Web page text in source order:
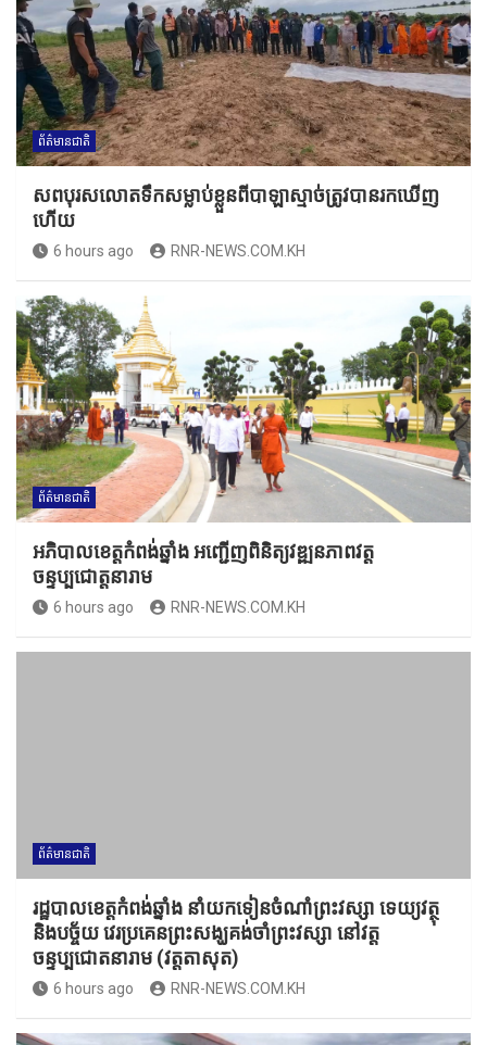
ព័ត៌មានជាតិ
សពបុរសលោតទឹកសម្លាប់ខ្លួនពីបាឡាស្មាច់ត្រូវបានរកឃើញ
ហើយ
6 hours ago RNR-NEWS.COM.KH
ព័ត៌មានជាតិ
អភិបាលខេត្តកំពង់ឆ្នាំង អញ្ជើញពិនិត្យវឌ្ឍនភាពវត្ត
ចន្ទប្បជោត្តនារាម
6 hours ago RNR-NEWS.COM.KH
ព័ត៌មានជាតិ
រដ្ឋបាលខេត្តកំពង់ឆ្នាំង នាំយកទៀនចំណាំព្រះវស្សា ទេយ្យវត្ថុ
និងបច្ច័យ វេរប្រគេនព្រះសង្ឃគង់ចាំព្រះវស្សា នៅវត្ត
ចន្ទប្បជោតនារាម (វត្តតាសុត)
6 hours ago RNR-NEWS.COM.KH